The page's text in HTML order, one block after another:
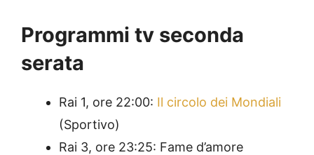
Programmi tv seconda
serata
Rai 1, ore 22:00: Il circolo dei Mondiali
(Sportivo)
Rai 3, ore 23:25: Fame d’amore